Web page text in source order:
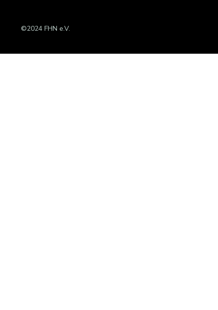
©2024 FHN e.V.